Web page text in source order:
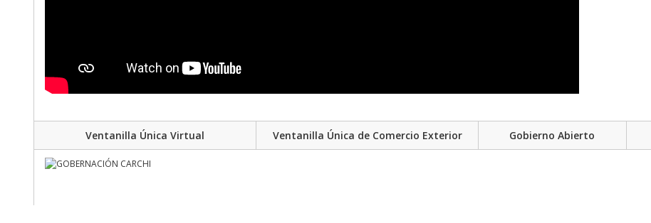
Ventanilla Única Virtual Ventanilla Única de Comercio Exterior Gobierno Abierto